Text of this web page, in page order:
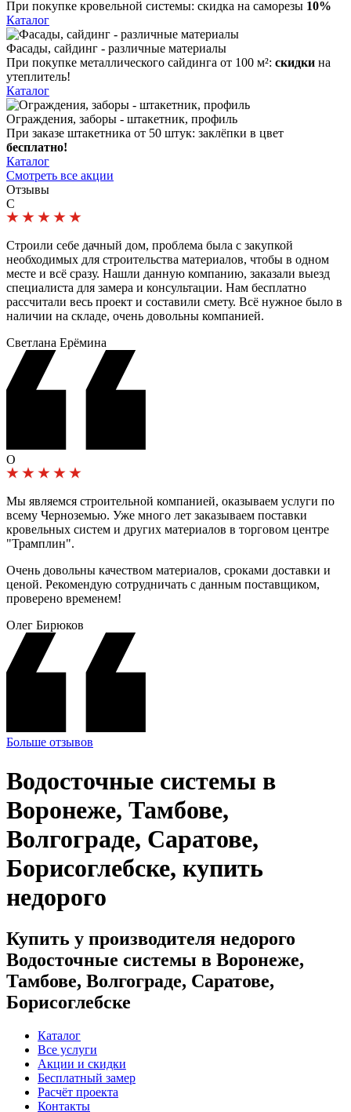
При покупке кровельной системы: скидка на саморезы 10%
Каталог
Фасады, сайдинг - различные материалы
При покупке металлического сайдинга от 100 м²: скидки на
утеплитель!
Каталог
Ограждения, заборы - штакетник, профиль
При заказе штакетника от 50 штук: заклёпки в цвет
бесплатно!
Каталог
Смотреть все акции
Отзывы
С
Строили себе дачный дом, проблема была с закупкой
необходимых для строительства материалов, чтобы в одном
месте и всё сразу. Нашли данную компанию, заказали выезд
специалиста для замера и консультации. Нам бесплатно
рассчитали весь проект и составили смету. Всё нужное было в
наличии на складе, очень довольны компанией.
Светлана Ерёмина
О
Мы являемся строительной компанией, оказываем услуги по
всему Черноземью. Уже много лет заказываем поставки
кровельных систем и других материалов в торговом центре
"Трамплин".
Очень довольны качеством материалов, сроками доставки и
ценой. Рекомендую сотрудничать с данным поставщиком,
проверено временем!
Олег Бирюков
Больше отзывов
Водосточные системы в
Воронеже, Тамбове,
Волгограде, Саратове,
Борисоглебске, купить
недорого
Купить у производителя недорого
Водосточные системы в Воронеже,
Тамбове, Волгограде, Саратове,
Борисоглебске
Каталог
Все услуги
Акции и скидки
Бесплатный замер
Расчёт проекта
Контакты